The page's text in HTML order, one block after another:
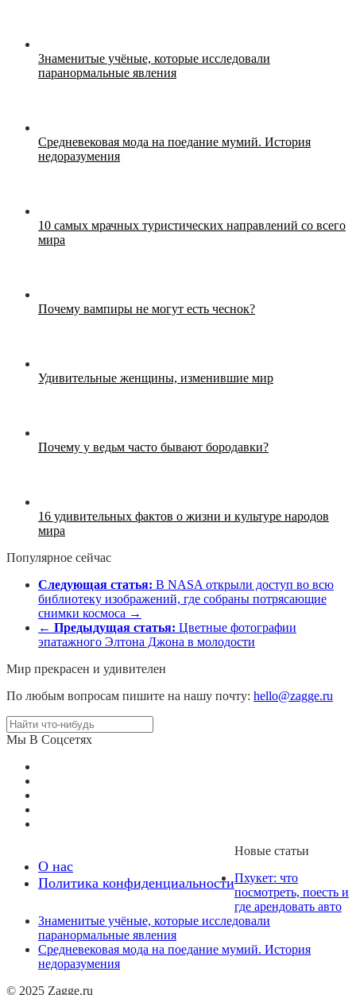
Знаменитые учёные, которые исследовали
паранормальные явления
Средневековая мода на поедание мумий. История
недоразумения
10 самых мрачных туристических направлений со всего
мира
Почему вампиры не могут есть чеснок?
Удивительные женщины, изменившие мир
Почему у ведьм часто бывают бородавки?
16 удивительных фактов о жизни и культуре народов
мира
Популярное сейчас
Следующая статья: В NASA открыли доступ во всю
библиотеку изображений, где собраны потрясающие
снимки космоса →
← Предыдущая статья: Цветные фотографии
эпатажного Элтона Джона в молодости
Мир прекрасен и удивителен
По любым вопросам пишите на нашу почту: hello@zagge.ru
Мы В Соцсетях
О нас
Политика конфиденциальности
Новые статьи
Пхукет: что
посмотреть, поесть и
где арендовать авто
Знаменитые учёные, которые исследовали
паранормальные явления
Средневековая мода на поедание мумий. История
недоразумения
© 2025 Zagge.ru